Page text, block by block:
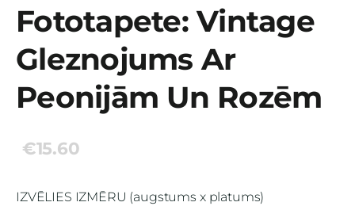
Fototapete: Vintage
Gleznojums Ar
Peonijām Un Rozēm
€15.60
IZVĒLIES IZMĒRU (augstums x platums)